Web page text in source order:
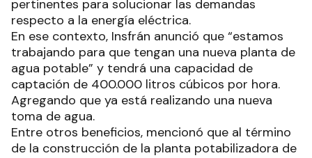
pertinentes para solucionar las demandas
respecto a la energía eléctrica.
En ese contexto, Insfrán anunció que “estamos
trabajando para que tengan una nueva planta de
agua potable” y tendrá una capacidad de
captación de 400.000 litros cúbicos por hora.
Agregando que ya está realizando una nueva
toma de agua.
Entre otros beneficios, mencionó que al término
de la construcción de la planta potabilizadora de